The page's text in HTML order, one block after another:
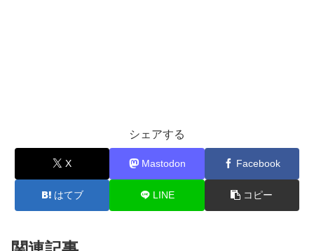
シェアする
X Mastodon Facebook
はてブ LINE コピー